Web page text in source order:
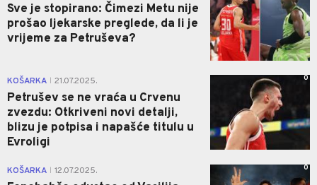
Sve je stopirano: Čimezi Metu nije
prošao ljekarske preglede, da li je
vrijeme za Petruševa?
KOŠARKA 21.07.2025.
Petrušev se ne vraća u Crvenu
zvezdu: Otkriveni novi detalji,
blizu je potpisa i napašće titulu u
Evroligi
0
KOŠARKA 12.07.2025. 0